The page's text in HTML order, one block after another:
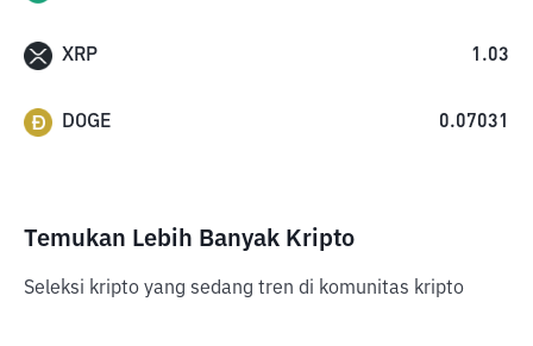
XRP 1.03
DOGE 0.07031
Temukan Lebih Banyak Kripto
Seleksi kripto yang sedang tren di komunitas kripto